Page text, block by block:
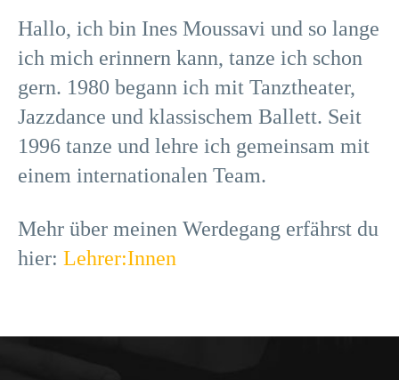
Hallo, ich bin Ines Moussavi und so lange
ich mich erinnern kann, tanze ich schon
gern. 1980 begann ich mit Tanztheater,
Jazzdance und klassischem Ballett. Seit
1996 tanze und lehre ich gemeinsam mit
einem internationalen Team.
Mehr über meinen Werdegang erfährst du
hier: Lehrer:Innen